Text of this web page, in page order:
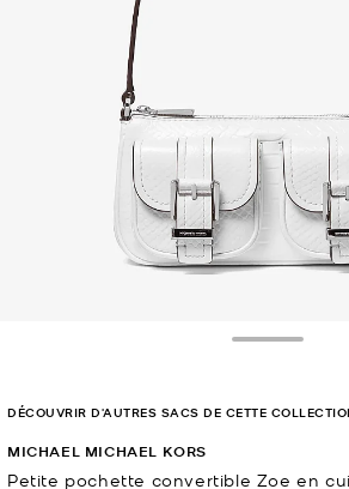
MICHAEL MICHAEL KORS
Petite pochette convertible Zoe en
DÉCOUVRIR D'AUTRES SACS DE CETTE